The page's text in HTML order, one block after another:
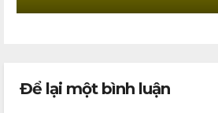
Để lại một bình luận